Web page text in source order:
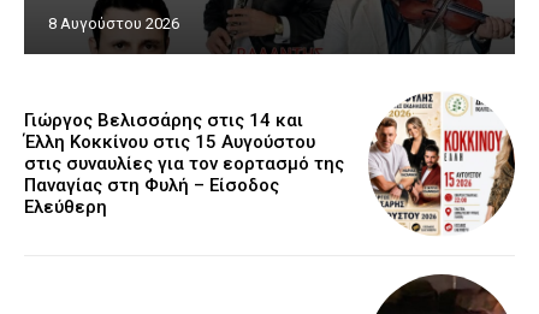
8 Αυγούστου 2026
Γιώργος Βελισσάρης στις 14 και
Έλλη Κοκκίνου στις 15 Αυγούστου
στις συναυλίες για τον εορτασμό της
Παναγίας στη Φυλή – Είσοδος
Ελεύθερη